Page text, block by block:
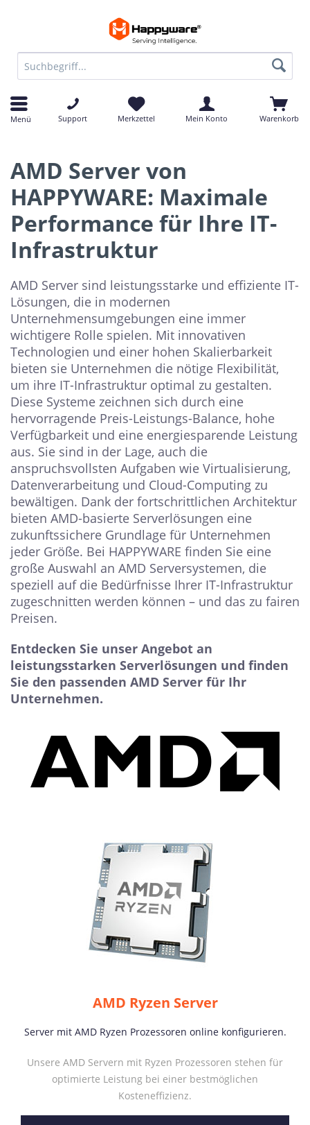
Menü Support Merkzettel Mein Konto Warenkorb
AMD Server von
HAPPYWARE: Maximale
Performance für Ihre IT-
Infrastruktur
AMD Server sind leistungsstarke und effiziente IT-
Lösungen, die in modernen
Unternehmensumgebungen eine immer
wichtigere Rolle spielen. Mit innovativen
Technologien und einer hohen Skalierbarkeit
bieten sie Unternehmen die nötige Flexibilität,
um ihre IT-Infrastruktur optimal zu gestalten.
Diese Systeme zeichnen sich durch eine
hervorragende Preis-Leistungs-Balance, hohe
Verfügbarkeit und eine energiesparende Leistung
aus. Sie sind in der Lage, auch die
anspruchsvollsten Aufgaben wie Virtualisierung,
Datenverarbeitung und Cloud-Computing zu
bewältigen. Dank der fortschrittlichen Architektur
bieten AMD-basierte Serverlösungen eine
zukunftssichere Grundlage für Unternehmen
jeder Größe. Bei HAPPYWARE finden Sie eine
große Auswahl an AMD Serversystemen, die
speziell auf die Bedürfnisse Ihrer IT-Infrastruktur
zugeschnitten werden können – und das zu fairen
Preisen.
Entdecken Sie unser Angebot an
leistungsstarken Serverlösungen und finden
Sie den passenden AMD Server für Ihr
Unternehmen.
AMD Ryzen Server
Server mit AMD Ryzen Prozessoren online konfigurieren.
Unsere AMD Servern mit Ryzen Prozessoren stehen für
optimierte Leistung bei einer bestmöglichen
Kosteneffizienz.